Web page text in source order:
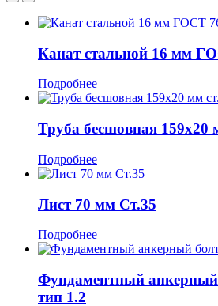
Канат стальной 16 мм
Подробнее
Труба бесшовная 159x20
Подробнее
Лист 70 мм Ст.35
Подробнее
Фундаментный
тип 1.2